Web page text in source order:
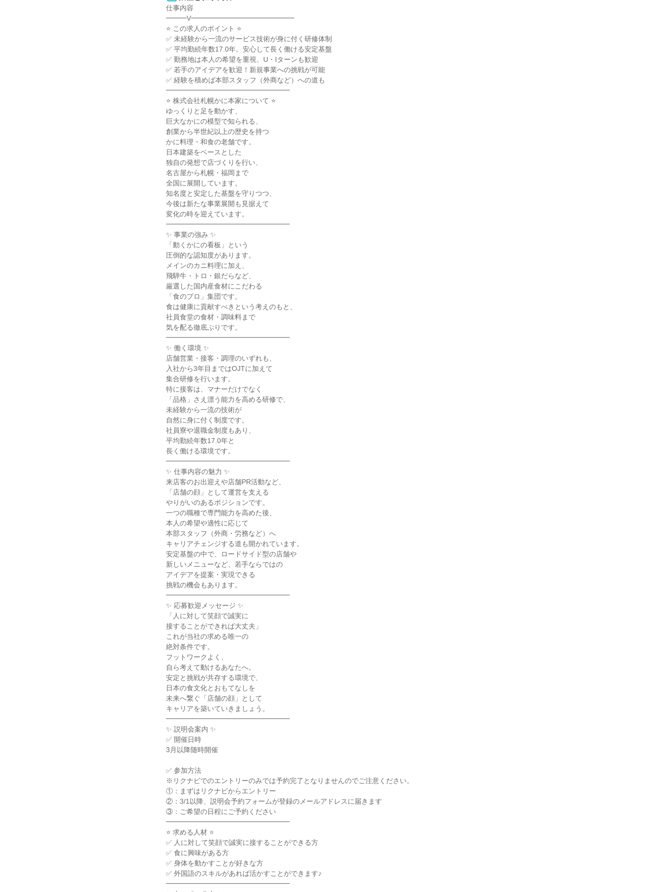
仕事内容
━━━V━━━━━━━━━━━━━━━
⭐ この求人のポイント ⭐
✅ 未経験から一流のサービス技術が身に付く研修体制
✅ 平均勤続年数17.0年。安心して長く働ける安定基盤
✅ 勤務地は本人の希望を重視、U・Iターンも歓迎
✅ 若手のアイデアを歓迎！新規事業への挑戦が可能
✅ 経験を積めば本部スタッフ（外商など）への道も
━━━━━━━━━━━━━━━━━━
⭐ 株式会社札幌かに本家について ⭐
ゆっくりと足を動かす、
巨大なかにの模型で知られる、
創業から半世紀以上の歴史を持つ
かに料理・和食の老舗です。
日本建築をベースとした
独自の発想で店づくりを行い、
名古屋から札幌・福岡まで
全国に展開しています。
知名度と安定した基盤を守りつつ、
今後は新たな事業展開も見据えて
変化の時を迎えています。
━━━━━━━━━━━━━━━━━━
✨ 事業の強み ✨
「動くかにの看板」という
圧倒的な認知度があります。
メインのカニ料理に加え、
飛騨牛・トロ・銀だらなど、
厳選した国内産食材にこだわる
「食のプロ」集団です。
食は健康に貢献すべきという考えのもと、
社員食堂の食材・調味料まで
気を配る徹底ぶりです。
━━━━━━━━━━━━━━━━━━
✨ 働く環境 ✨
店舗営業・接客・調理のいずれも、
入社から3年目まではOJTに加えて
集合研修を行います。
特に接客は、マナーだけでなく
「品格」さえ漂う能力を高める研修で、
未経験から一流の技術が
自然に身に付く制度です。
社員寮や退職金制度もあり、
平均勤続年数17.0年と
長く働ける環境です。
━━━━━━━━━━━━━━━━━━
✨ 仕事内容の魅力 ✨
来店客のお出迎えや店舗PR活動など、
「店舗の顔」として運営を支える
やりがいのあるポジションです。
一つの職種で専門能力を高めた後、
本人の希望や適性に応じて
本部スタッフ（外商・労務など）へ
キャリアチェンジする道も開かれています。
安定基盤の中で、ロードサイド型の店舗や
新しいメニューなど、若手ならではの
アイデアを提案・実現できる
挑戦の機会もあります。
━━━━━━━━━━━━━━━━━━
✨ 応募歓迎メッセージ ✨
「人に対して笑顔で誠実に
接することができれば大丈夫」
これが当社の求める唯一の
絶対条件です。
フットワークよく、
自ら考えて動けるあなたへ。
安定と挑戦が共存する環境で、
日本の食文化とおもてなしを
未来へ繋ぐ「店舗の顔」として
キャリアを築いていきましょう。
━━━━━━━━━━━━━━━━━━
✨ 説明会案内 ✨
✅ 開催日時
3月以降随時開催
✅ 参加方法
※リクナビでのエントリーのみでは予約完了となりませんのでご注意ください。
①：まずはリクナビからエントリー
②：3/1以降、説明会予約フォームが登録のメールアドレスに届きます
③：ご希望の日程にご予約ください
━━━━━━━━━━━━━━━━━━
⭐ 求める人材 ⭐
✅ 人に対して笑顔で誠実に接することができる方
✅ 食に興味がある方
✅ 身体を動かすことが好きな方
✅ 外国語のスキルがあれば活かすことができます♪
━━━━━━━━━━━━━━━━━━